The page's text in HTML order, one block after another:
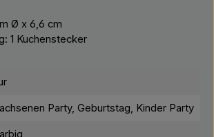
Ø x 6,6 cm
1 Kuchenstecker
Party, Geburtstag, Kinder Party